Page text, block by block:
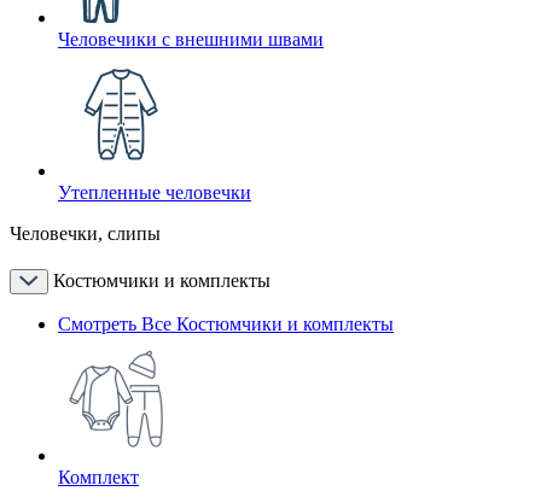
Человечики с внешними швами
Утепленные человечки
Человечки, слипы
Костюмчики и комплекты
Смотреть Все Костюмчики и комплекты
Комплект